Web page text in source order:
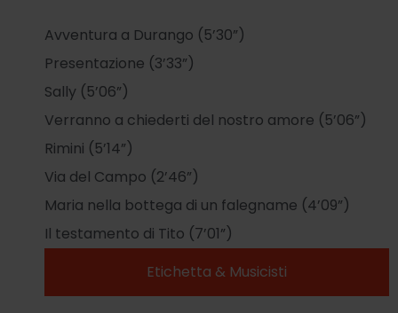
Avventura a Durango (5’30”)
Presentazione (3’33”)
Sally (5’06”)
Verranno a chiederti del nostro amore (5’06”)
Rimini (5’14”)
Via del Campo (2’46”)
Maria nella bottega di un falegname (4’09”)
Il testamento di Tito (7’01”)
Etichetta & Musicisti